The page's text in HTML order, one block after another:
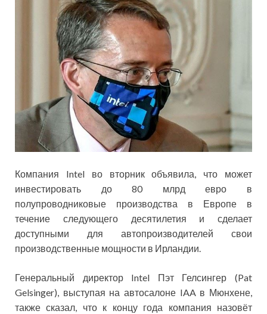
Компания Intel во вторник объявила, что может
инвестировать до 80 млрд евро в
полупроводниковые производства в Европе в
течение следующего десятилетия и сделает
доступными для автопроизводителей свои
производственные мощности в Ирландии.
Генеральный директор Intel Пэт Гелсингер (Pat
Gelsinger), выступая на автосалоне IAA в Мюнхене,
также сказал, что к концу года компания назовёт